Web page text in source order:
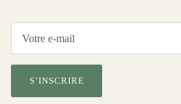
S’INSCRIRE